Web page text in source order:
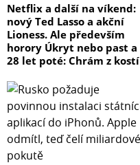
Netflix a další na víkend:
nový Ted Lasso a akční
Lioness. Ale především
horory Úkryt nebo past a
28 let poté: Chrám z kostí